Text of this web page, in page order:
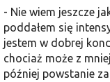
- Nie wiem jeszcze
poddałem się
jestem w dobrej
chociaż może z
później powstanie